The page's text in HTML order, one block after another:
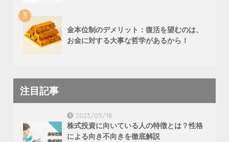
3
金本位制のデメリット：復活を望むのは、
お金に対する大事な哲学があるから！
注目記事
2023/05/18
株式投資に向いている人の特徴とは？性格
による向き不向きを徹底解説